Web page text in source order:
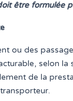
être formulée
ou des
selon la
de la